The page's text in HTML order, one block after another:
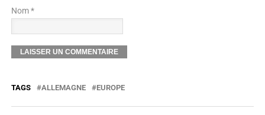
Nom *
TAGS ALLEMAGNE EUROPE